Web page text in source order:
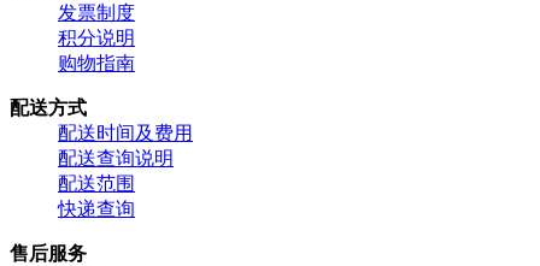
发票制度
积分说明
购物指南
配送方式
配送时间及费用
配送查询说明
配送范围
快递查询
售后服务